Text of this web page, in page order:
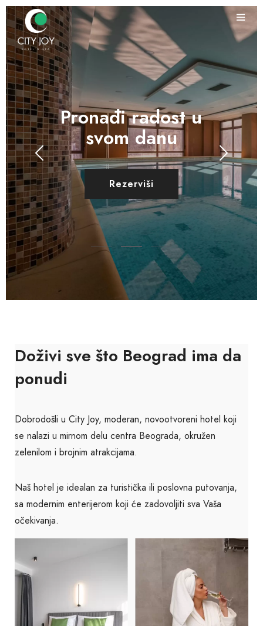
Pronađi radost u
svom danu
Rezerviši
Doživi sve što Beograd ima da
ponudi
Dobrodošli u City Joy, moderan, novootvoreni hotel koji
se nalazi u mirnom delu centra Beograda, okružen
zelenilom i brojnim atrakcijama.
Naš hotel je idealan za turistička ili poslovna putovanja,
sa modernim enterijerom koji će zadovoljiti sva Vaša
očekivanja.